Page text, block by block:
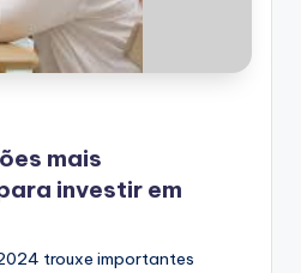
mais
investir em
trouxe importantes